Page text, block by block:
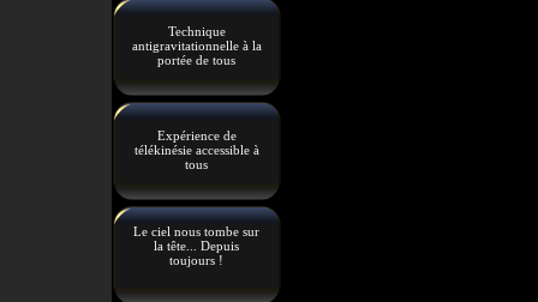
Technique
antigravitationnelle à la
portée de tous
Expérience de
télékinésie accessible à
tous
Le ciel nous tombe sur
la tête... Depuis
toujours !